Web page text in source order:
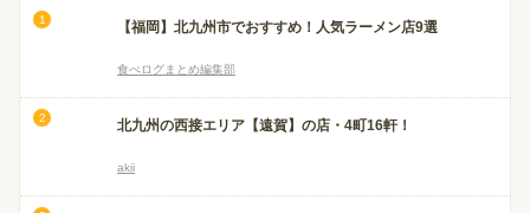
【福岡】北九州市でおすすめ！人気ラーメン店9選
食べログまとめ編集部
北九州の西接エリア【遠賀】の店・4町16軒！
akii